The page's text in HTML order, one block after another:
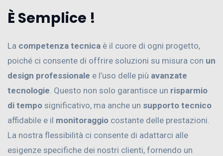
È Semplice !
La competenza tecnica è il cuore di ogni progetto,
poiché ci consente di offrire soluzioni su misura con un
design professionale e l’uso delle più avanzate
tecnologie . Questo non solo garantisce un risparmio
di tempo significativo, ma anche un supporto tecnico
affidabile e il monitoraggio costante delle prestazioni.
La nostra flessibilità ci consente di adattarci alle
esigenze specifiche dei nostri clienti, fornendo un